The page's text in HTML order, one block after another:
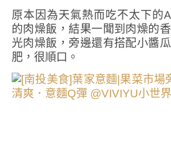
原本因為天氣熱而吃不太下的
的肉燥飯，結果一聞到肉燥的
光肉燥飯，旁邊還有搭配小醬
肥，很順口。